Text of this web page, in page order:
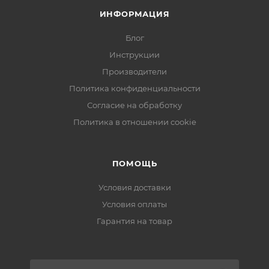
ИНФОРМАЦИЯ
Блог
Инструкции
Производители
Политика конфиденциальности
Согласие на обработку
Политика в отношении cookie
ПОМОЩЬ
Условия доставки
Условия оплаты
Гарантия на товар